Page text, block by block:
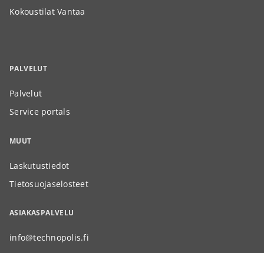
Kokoustilat Vantaa
PALVELUT
Palvelut
Service portals
MUUT
Laskutustiedot
Tietosuojaselosteet
ASIAKASPALVELU
info@technopolis.fi